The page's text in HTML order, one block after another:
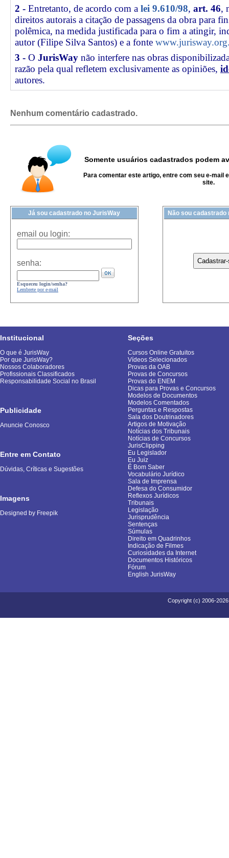
2 - Entretanto, de acordo com a lei 9.610/98, art. 46,
direitos autorais a citação de passagens da obra para
polêmica, na medida justificada para o fim a atingir,
autor (Filipe Silva Santos) e a fonte
3 - O JurisWay não interfere nas obras
razão pela qual refletem exclusivamente as opiniões,
autores.
Nenhum comentário cadastrado.
Somente usuários cadastrados podem
Para comentar este artigo, entre com seu e-mail
site.
Já sou cadastrado no JurisWay
email ou login:
senha:
Esqueceu login/senha?
Lembrete por e-mail
Não sou cadastrado
Institucional
O que é JurisWay
Por que JurisWay?
Nossos Colaboradores
Profissionais Classificados
Responsabilidade Social no Brasil
Publicidade
Anuncie Conosco
Entre em Contato
Dúvidas, Críticas e Sugestões
Imagens
Designed by Freepik
Seções
Cursos Online Gratuitos
Vídeos Selecionados
Provas da OAB
Provas de Concursos
Provas do ENEM
Dicas para Provas e Concursos
Modelos de Documentos
Modelos Comentados
Perguntas e Respostas
Sala dos Doutrinadores
Artigos de Motivação
Notícias dos Tribunais
Notícias de Concursos
JurisClipping
Eu Legislador
Eu Juiz
É Bom Saber
Vocabulário Jurídico
Sala de Imprensa
Defesa do Consumidor
Reflexos Jurídicos
Tribunais
Legislação
Jurisprudência
Sentenças
Súmulas
Direito em Quadrinhos
Indicação de Filmes
Curiosidades da Internet
Documentos Históricos
Fórum
English JurisWay
Copyright (c) 2006-